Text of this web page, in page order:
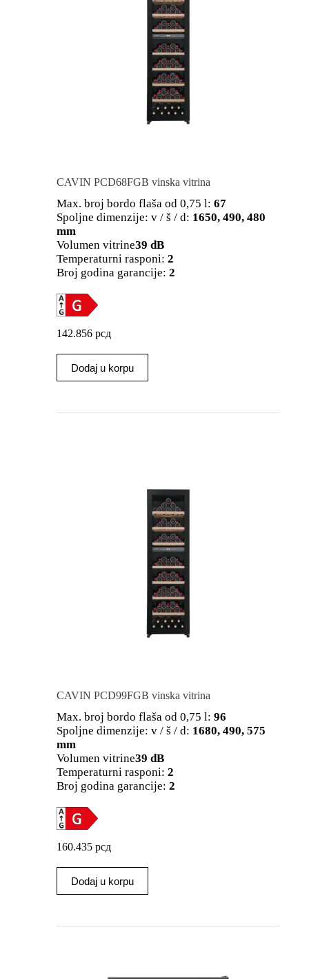
CAVIN PCD68FGB vinska vitrina
Max. broj bordo flaša od 0,75 l: 67
Spoljne dimenzije: v / š / d: 1650, 490, 480
mm
Volumen vitrine39 dB
Temperaturni rasponi: 2
Broj godina garancije: 2
142.856 рсд
Dodaj u korpu
CAVIN PCD99FGB vinska vitrina
Max. broj bordo flaša od 0,75 l: 96
Spoljne dimenzije: v / š / d: 1680, 490, 575
mm
Volumen vitrine39 dB
Temperaturni rasponi: 2
Broj godina garancije: 2
160.435 рсд
Dodaj u korpu